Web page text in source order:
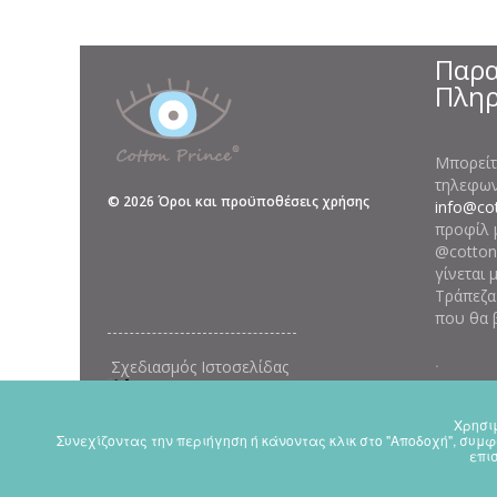
© 2026 Όροι και προϋποθέσεις χρήσης
Σχεδιασμός Ιστοσελίδας
προφίλ
γίνεται
που θα
.
We use them to give you the
Συνεχίζοντας την περιήγηση ή κάνοντας κλικ στο "Αποδοχή",